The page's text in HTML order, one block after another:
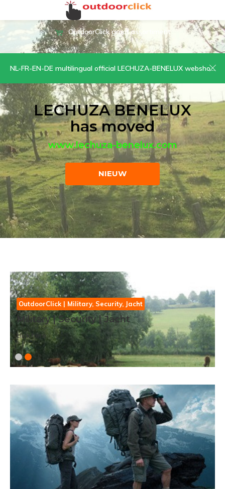
NL-FR-EN-DE multilingual official LECHUZA-BENELUX webshop | CLICK HERE NOW!
OutdoorClick voor elk
LECHUZA BENELUX
has moved
www.lechuza-benelux.com
NIEUW
OutdoorClick | Military, Security, Jacht
Military | Security | Jacht
click here